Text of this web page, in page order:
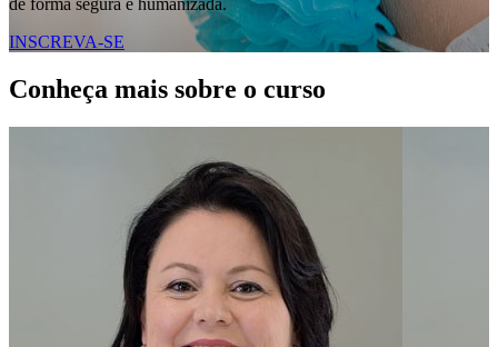
de forma segura e humanizada.
INSCREVA-SE
Conheça mais sobre o curso